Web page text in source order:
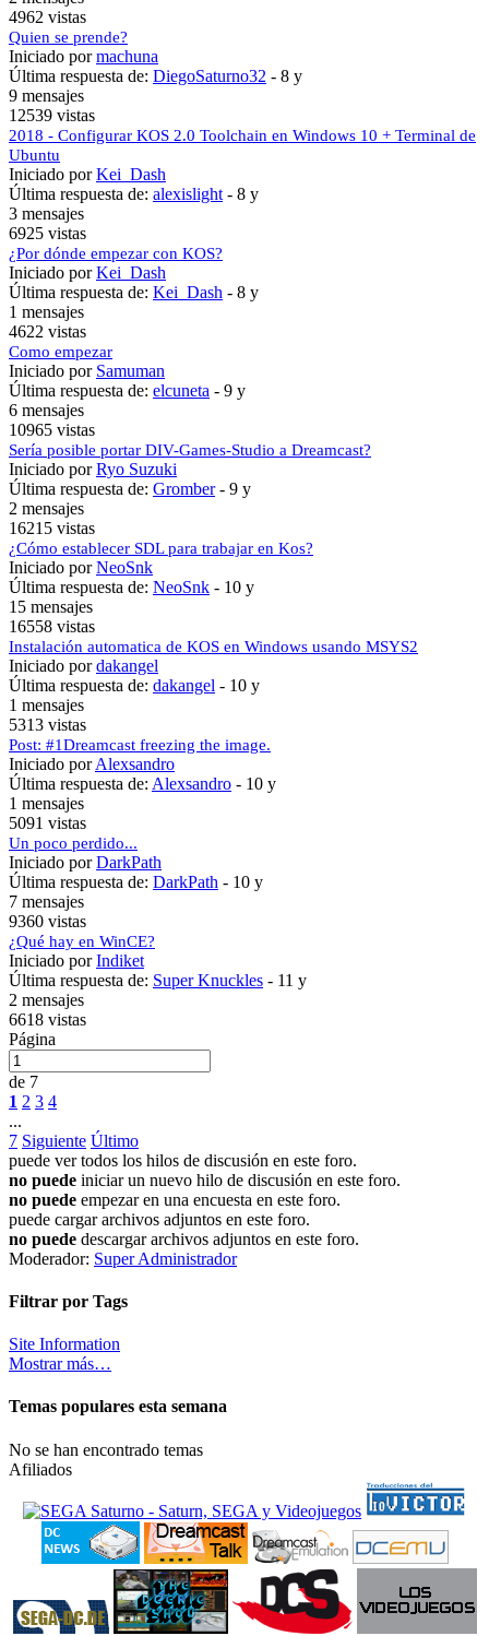
4962 vistas
Quien se prende?
Iniciado pormachuna
Última respuesta de: DiegoSaturno32 - 8 y
9 mensajes
12539 vistas
2018 - Configurar KOS 2.0 Toolchain en Windows 10 + Terminal de
Ubuntu
Iniciado porKei_Dash
Última respuesta de: alexislight - 8 y
3 mensajes
6925 vistas
¿Por dónde empezar con KOS?
Iniciado porKei_Dash
Última respuesta de: Kei_Dash - 8 y
1 mensajes
4622 vistas
Como empezar
Iniciado por Samuman
Última respuesta de: elcuneta - 9 y
6 mensajes
10965 vistas
Sería posible portar DIV-Games-Studio a Dreamcast?
Iniciado porRyo Suzuki
Última respuesta de: Gromber- 9 y
2 mensajes
16215 vistas
¿Cómo establecer SDL para trabajar en Kos?
Iniciado porNeoSnk
Última respuesta de: NeoSnk - 10 y
15 mensajes
16558 vistas
Instalación automatica de KOS en Windows usando MSYS2
Iniciado pordakangel
Última respuesta de: dakangel - 10 y
1 mensajes
5313 vistas
Post: #1Dreamcast freezing the image.
Iniciado porAlexsandro
Última respuesta de: Alexsandro - 10 y
1 mensajes
5091 vistas
Un poco perdido...
Iniciado porDarkPath
Última respuesta de: DarkPath - 10 y
7 mensajes
9360 vistas
¿Qué hay en WinCE?
Iniciado porIndiket
Última respuesta de: Super Knuckles - 11 y
2 mensajes
6618 vistas
Página
de 7
1 2 3 4
...
7 Siguiente Último
puede ver todos los hilos de discusión en este foro.
no puede iniciar un nuevo hilo de discusión en este foro.
no puede empezar en una encuesta en este foro.
puede cargar archivos adjuntos en este foro.
no puede descargar archivos adjuntos en este foro.
Moderador: Super Administrador
Filtrar por Tags
Site Information
Mostrar más…
Temas populares esta semana
No se han encontrado temas
Afiliados